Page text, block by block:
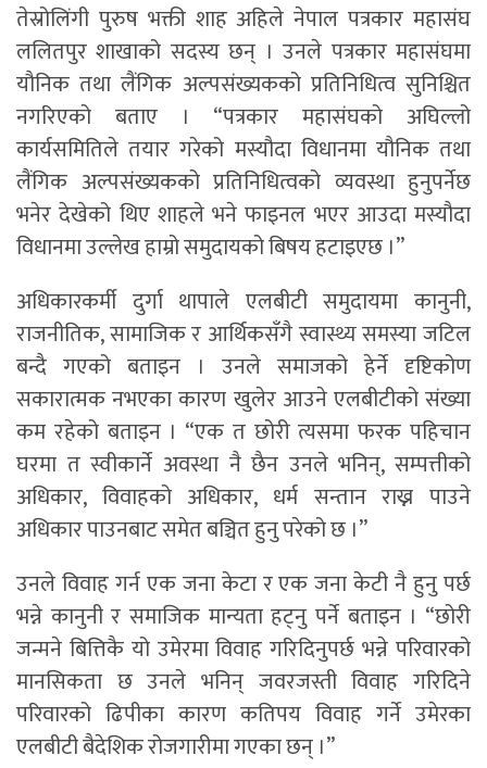
तेस्रोलिंगी पुरुष भक्ती शाह अहिले नेपाल पत्रकार महासंघ
ललितपुर शाखाको सदस्य छन् । उनले पत्रकार महासंघमा
यौनिक तथा लैंगिक अल्पसंख्यकको प्रतिनिधित्व सुनिश्चित
नगरिएको बताए । “पत्रकार महासंघको अघिल्लो
कार्यसमितिले तयार गरेको मस्यौदा विधानमा यौनिक तथा
लैंगिक अल्पसंख्यकको प्रतिनिधित्वको व्यवस्था हुनुपर्नेछ
भनेर देखेको थिए शाहले भने फाइनल भएर आउदा मस्यौदा
विधानमा उल्लेख हाम्रो समुदायको बिषय हटाइएछ ।”
अधिकारकर्मी दुर्गा थापाले एलबीटी समुदायमा कानुनी,
राजनीतिक, सामाजिक र आर्थिकसँगै स्वास्थ्य समस्या जटिल
बन्दै गएको बताइन । उनले समाजको हेर्ने दृष्टिकोण
सकारात्मक नभएका कारण खुलेर आउने एलबीटीको संख्या
कम रहेको बताइन । “एक त छोरी त्यसमा फरक पहिचान
घरमा त स्वीकार्ने अवस्था नै छैन उनले भनिन्, सम्पत्तीको
अधिकार, विवाहको अधिकार, धर्म सन्तान राख्न पाउने
अधिकार पाउनबाट समेत बञ्चित हुनु परेको छ ।”
उनले विवाह गर्न एक जना केटा र एक जना केटी नै हुनु पर्छ
भन्ने कानुनी र समाजिक मान्यता हट्नु पर्ने बताइन । “छोरी
जन्मने बित्तिकै यो उमेरमा विवाह गरिदिनुपर्छ भन्ने परिवारको
मानसिकता छ उनले भनिन् जवरजस्ती विवाह गरिदिने
परिवारको ढिपीका कारण कतिपय विवाह गर्ने उमेरका
एलबीटी बैदेशिक रोजगारीमा गएका छन् ।”